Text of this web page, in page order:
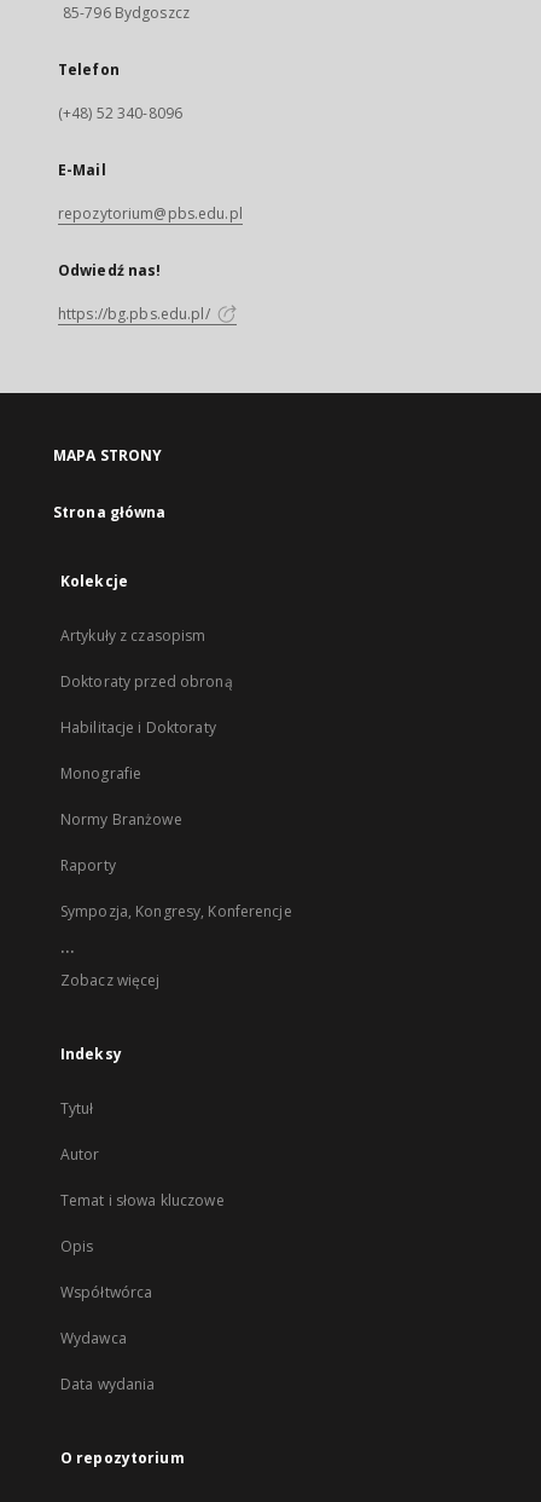
85-796 Bydgoszcz
Telefon
(+48) 52 340-8096
E-Mail
repozytorium@pbs.edu.pl
Odwiedź nas!
https://bg.pbs.edu.pl/
MAPA STRONY
Strona główna
Kolekcje
Artykuły z czasopism
Doktoraty przed obroną
Habilitacje i Doktoraty
Monografie
Normy Branżowe
Raporty
Sympozja, Kongresy, Konferencje
...
Zobacz więcej
Indeksy
Tytuł
Autor
Temat i słowa kluczowe
Opis
Współtwórca
Wydawca
Data wydania
O repozytorium